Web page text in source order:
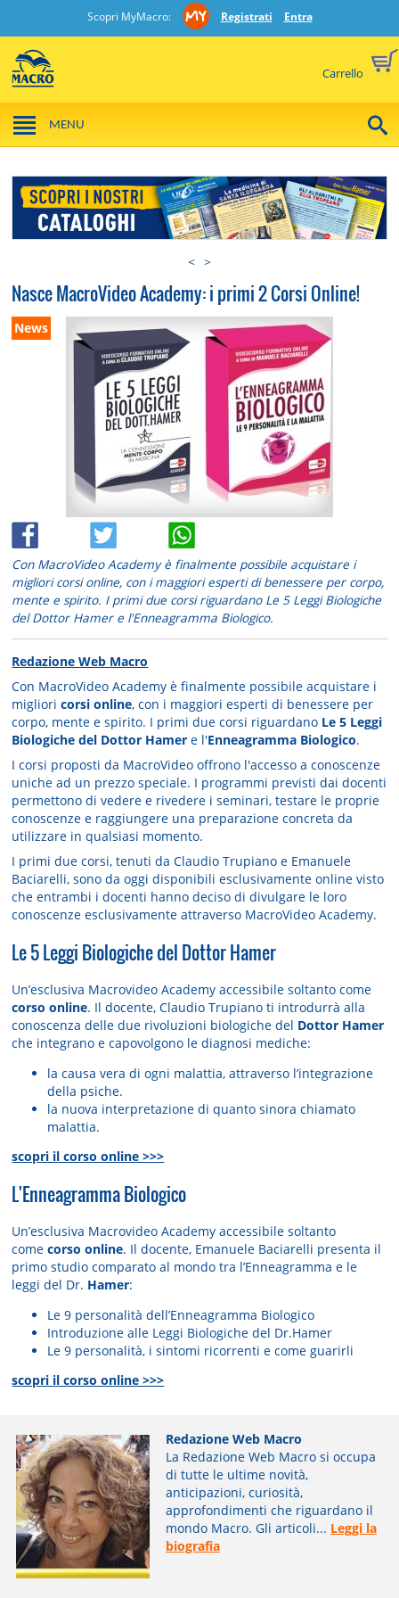
Scopri MyMacro: Registrati Entra
Carrello
MENU
< >
Nasce MacroVideo Academy: i primi 2 Corsi Online!
News
Con MacroVideo Academy è finalmente possibile acquistare i
migliori corsi online, con i maggiori esperti di benessere per corpo,
mente e spirito. I primi due corsi riguardano Le 5 Leggi Biologiche
del Dottor Hamer e l'Enneagramma Biologico.
Redazione Web Macro
Con MacroVideo Academy è finalmente possibile acquistare i
miglioricorsi online, con i maggiori esperti di benessere per
corpo, mente e spirito. I primi due corsi riguardano Le 5 Leggi
Biologiche del Dottor Hamer e l'Enneagramma Biologico.
I corsi proposti da MacroVideo offrono l'accesso a conoscenze
uniche ad un prezzo speciale. I programmi previsti dai docenti
permettono di vedere e rivedere i seminari, testare le proprie
conoscenze e raggiungere una preparazione concreta da
utilizzare in qualsiasi momento.
I primi due corsi, tenuti da Claudio Trupiano e Emanuele
Baciarelli, sono da oggi disponibili esclusivamente online visto
che entrambi i docenti hanno deciso di divulgare le loro
conoscenze esclusivamente attraverso MacroVideo Academy.
Le 5 Leggi Biologiche del Dottor Hamer
Un’esclusiva Macrovideo Academy accessibile soltanto come
corso online. Il docente, Claudio Trupiano ti introdurrà alla
conoscenza delle due rivoluzioni biologiche del Dottor Hamer
che integrano e capovolgono le diagnosi mediche:
la causa vera di ogni malattia, attraverso l’integrazione
della psiche.
la nuova interpretazione di quanto sinora chiamato
malattia.
scopri il corso online >>>
L'Enneagramma Biologico
Un’esclusiva Macrovideo Academy accessibile soltanto
comecorso online. Il docente, Emanuele Baciarelli presenta il
primo studio comparato al mondo tra l’Enneagramma e le
leggi del Dr. Hamer:
Le 9 personalità dell’Enneagramma Biologico
Introduzione alle Leggi Biologiche del Dr.Hamer
Le 9 personalità, i sintomi ricorrenti e come guarirli
scopri il corso online >>>
Redazione Web Macro
La Redazione Web Macro si occupa
di tutte le ultime novità,
anticipazioni, curiosità,
approfondimenti che riguardano il
mondo Macro. Gli articoli... Leggi la
biografia